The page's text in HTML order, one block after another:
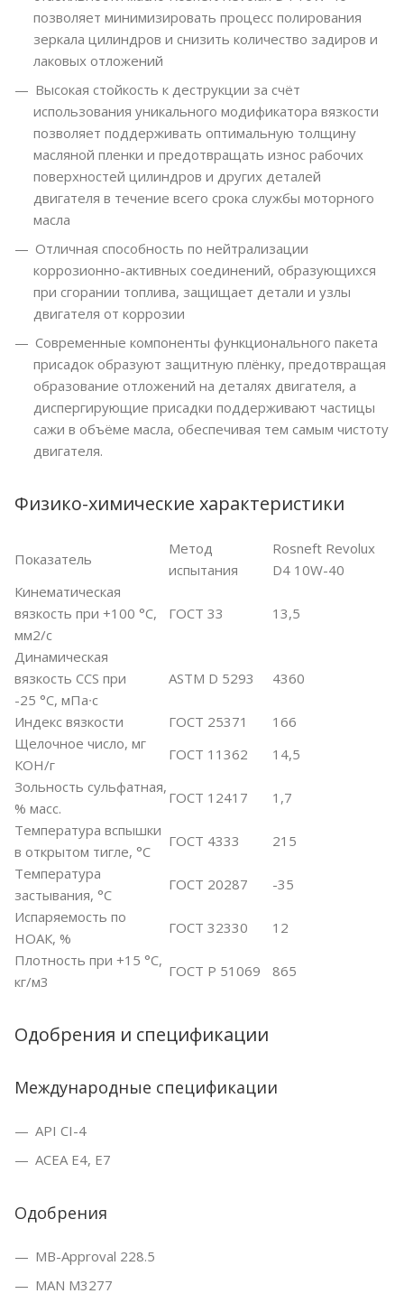
позволяет минимизировать процесс полирования
зеркала цилиндров и снизить количество задиров и
лаковых отложений
Высокая стойкость к деструкции за счёт
использования уникального модификатора вязкости
позволяет поддерживать оптимальную толщину
масляной пленки и предотвращать износ рабочих
поверхностей цилиндров и других деталей
двигателя в течение всего срока службы моторного
масла
Отличная способность по нейтрализации
коррозионно-активных соединений, образующихся
при сгорании топлива, защищает детали и узлы
двигателя от коррозии
Современные компоненты функционального пакета
присадок образуют защитную плёнку, предотвращая
образование отложений на деталях двигателя, а
диспергирующие присадки поддерживают частицы
сажи в объёме масла, обеспечивая тем самым чистоту
двигателя.
Физико-химические характеристики
Показатель
Метод
испытания
Rosneft Revolux
D4 10W-40
Кинематическая
вязкость при +100 °С,
мм2/с
ГОСТ 33 13,5
Динамическая
вязкость CCS при
-25 °С, мПа∙с
ASTM D 5293 4360
Индекс вязкости ГОСТ 25371
166
Щелочное число, мг
КОН/г
ГОСТ 11362
14,5
Зольность сульфатная,
% масс.
ГОСТ 12417
1,7
Температура вспышки
в открытом тигле, °С
ГОСТ 4333
215
Температура
застывания, °С
ГОСТ 20287
-35
Испаряемость по
НОАК, %
ГОСТ 32330
12
Плотность при +15 °С,
кг/м3
ГОСТ Р 51069 865
Одобрения и спецификации
Международные спецификации
API CI-4
ACEA E4, E7
Одобрения
MB-Approval 228.5
MAN M3277